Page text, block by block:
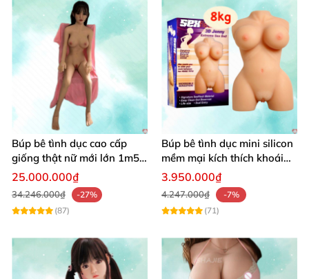
Búp bê tình dục cao cấp
giống thật nữ mới lớn 1m50
silicon
25.000.000₫
34.246.000₫
-27%
(87)
Búp bê tình dục mini silicon
mềm mại kích thích khoái
cảm cực đỉnh
3.950.000₫
4.247.000₫
-7%
(71)